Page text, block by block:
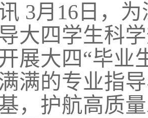
3月 16 日，
大四学生科
展大四“毕业
满的专业指
，护航高质